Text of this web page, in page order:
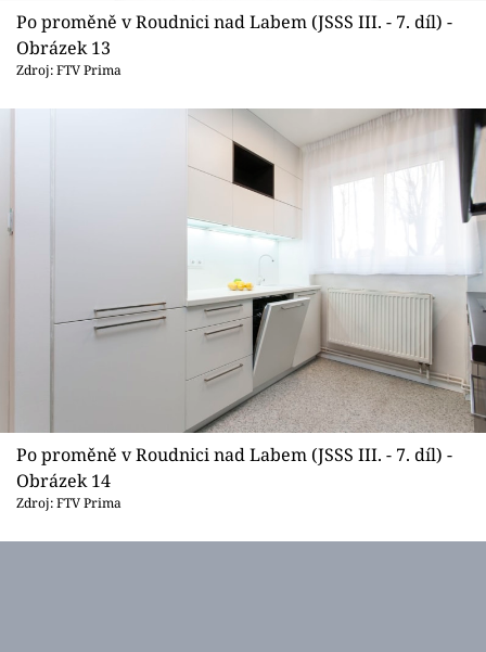
Po proměně v Roudnici nad Labem (JSSS III. - 7. díl) -
Obrázek 13
Zdroj: FTV Prima
Po proměně v Roudnici nad Labem (JSSS III. - 7. díl) -
Obrázek 14
Zdroj: FTV Prima